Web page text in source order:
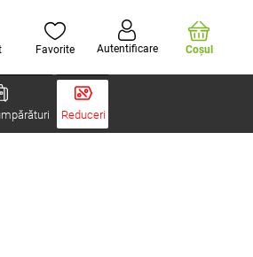
Favorite Autentificare Coşul
Reduceri